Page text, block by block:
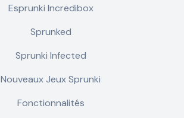
Esprunki Incredibox
Sprunked
Sprunki Infected
Nouveaux Jeux Sprunki
Fonctionnalités